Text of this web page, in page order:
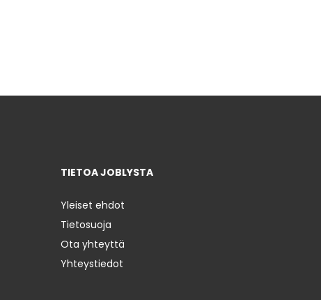
TIETOA JOBLYSTA
Yleiset ehdot
Tietosuoja
Ota yhteyttä
Yhteystiedot